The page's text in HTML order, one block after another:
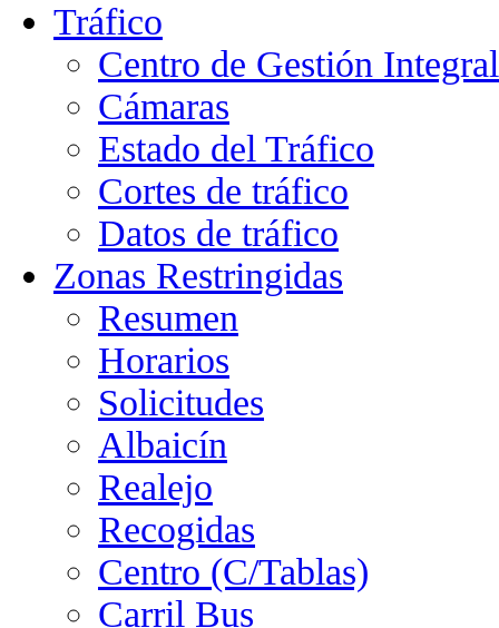
Tráfico
Centro de Gestión
Cámaras
Estado del Tráfico
Cortes de tráfico
Datos de tráfico
Zonas Restringidas
Resumen
Horarios
Solicitudes
Albaicín
Realejo
Recogidas
Centro (C/Tablas)
Carril Bus